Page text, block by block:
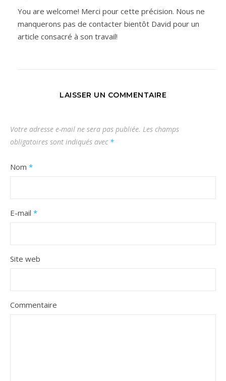
You are welcome! Merci pour cette précision. Nous ne
manquerons pas de contacter bientôt David pour un
article consacré à son travail!
LAISSER UN COMMENTAIRE
Votre adresse e-mail ne sera pas publiée. Les champs
obligatoires sont indiqués avec *
Nom *
E-mail *
Site web
Commentaire